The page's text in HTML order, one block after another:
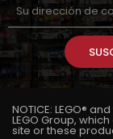
NOTICE: LEGO®
LEGO Group,
site or these